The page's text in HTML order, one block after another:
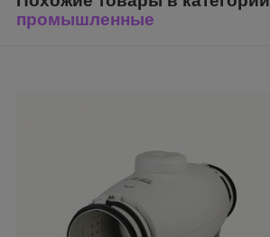
промышленные